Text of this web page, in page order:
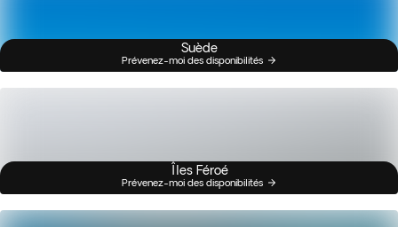
Suède
Prévenez-moi des disponibilités
Îles Féroé
Prévenez-moi des disponibilités